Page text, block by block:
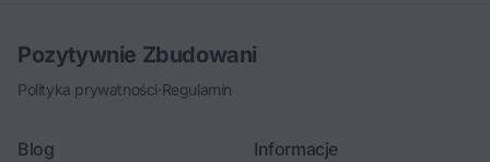
Pozytywnie Zbudowani
Polityka prywatności·Regulamin
Blog Informacje